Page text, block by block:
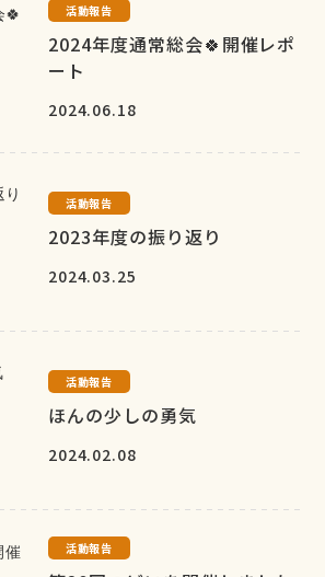
活動報告
2024年度通常総会🍀開催レポ
ート
2024.06.18
活動報告
2023年度の振り返り
2024.03.25
活動報告
ほんの少しの勇気
2024.02.08
活動報告